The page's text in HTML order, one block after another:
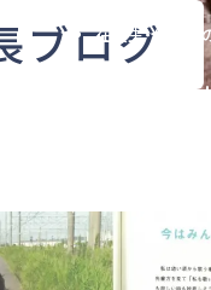
在校生・保護者
ブログ